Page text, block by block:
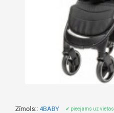
Zīmols:: 4BABY ✔ pieejams uz vietas